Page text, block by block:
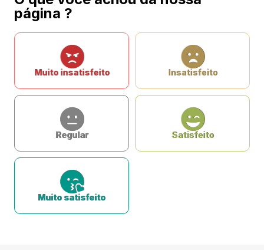
página ?
Muito insatisfeito Insatisfeito
Regular Satisfeito
Muito satisfeito